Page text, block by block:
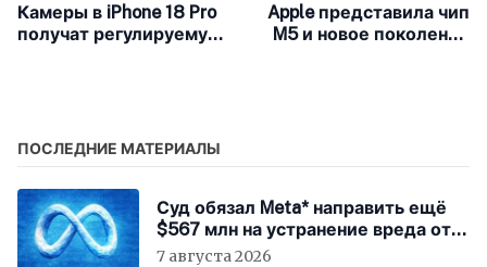
Камеры в iPhone 18 Pro
получат регулируемую
Apple представила чип
M5 и новое поколение
ПОСЛЕДНИЕ МАТЕРИАЛЫ
Суд обязал Meta* направить ещё
$567 млн на устранение вреда от
соцсетей
7 августа 2026